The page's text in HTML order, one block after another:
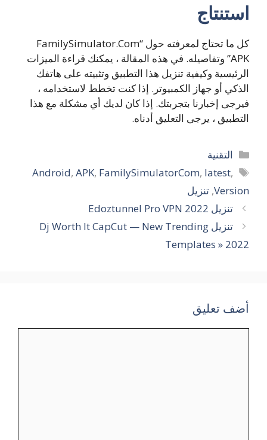
استنتاج
كل ما تحتاج لمعرفته حول “FamilySimulator.Com
APK” وتفاصيله. في هذه المقالة ، يمكنك قراءة الميزات
الرئيسية وكيفية تنزيل هذا التطبيق وتثبيته على هاتفك
الذكي أو جهاز الكمبيوتر. إذا كنت تخطط لاستخدامه ،
فيرجى إخبارنا بتجربتك. إذا كان لديك أي مشكلة مع هذا
التطبيق ، يرجى التعليق أدناه.
التصنيفات
التقنية
الوسوم
Android, APK, FamilySimulatorCom, latest,
Version
, تنزيل
تنزيل Edoztunnel Pro VPN 2022
تنزيل Dj Worth It CapCut — New Trending
Templates » 2022
أضف تعليق